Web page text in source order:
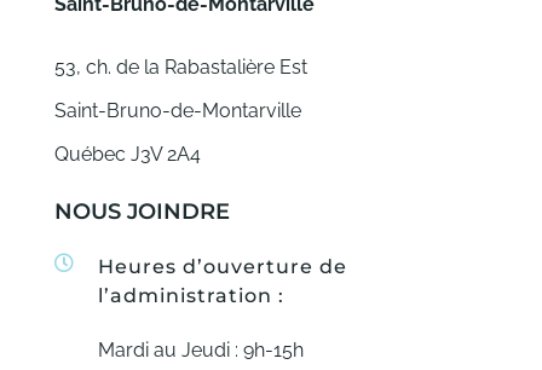
53, ch. de la Rabastalière Est
Saint-Bruno-de-Montarville
Québec J3V 2A4
NOUS JOINDRE
Heures d’ouverture de
l’administration :
Mardi au Jeudi : 9h-15h